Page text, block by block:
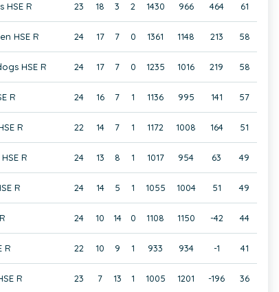
HSE R 23 18 3 2 1430 966 464 61
HSE R 24 17 7 0 1361 1148 213 58
HSE R 24 17 7 0 1235 1016 219 58
R 24 16 7 1 1136 995 141 57
R 22 14 7 1 1172 1008 164 51
R 24 13 8 1 1017 954 63 49
R 24 14 5 1 1055 1004 51 49
24 10 14 0 1108 1150 -42 44
R 22 10 9 1 933 934 -1 41
R 23 7 13 1 1005 1201 -196 36